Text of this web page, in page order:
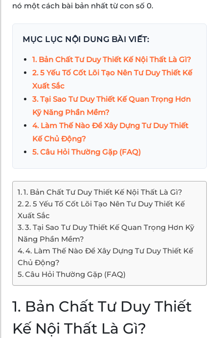
nó một cách bài bản nhất từ con số 0.
MỤC LỤC NỘI DUNG BÀI VIẾT:
1. Bản Chất Tư Duy Thiết Kế Nội Thất Là Gì?
2. 5 Yếu Tố Cốt Lõi Tạo Nên Tư Duy Thiết Kế
Xuất Sắc
3. Tại Sao Tư Duy Thiết Kế Quan Trọng Hơn
Kỹ Năng Phần Mềm?
4. Làm Thế Nào Để Xây Dựng Tư Duy Thiết
Kế Chủ Động?
5. Câu Hỏi Thường Gặp (FAQ)
1. Bản Chất Tư Duy Thiết Kế Nội Thất Là Gì?
2. 5 Yếu Tố Cốt Lõi Tạo Nên Tư Duy Thiết Kế
Xuất Sắc
3. Tại Sao Tư Duy Thiết Kế Quan Trọng Hơn Kỹ
Năng Phần Mềm?
4. Làm Thế Nào Để Xây Dựng Tư Duy Thiết Kế
Chủ Động?
Câu Hỏi Thường Gặp (FAQ)
1. Bản Chất Tư Duy Thiết
Kế Nội Thất Là Gì?